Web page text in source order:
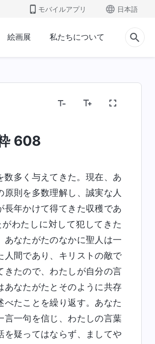
モバイルアプリ 日本語
絵画展 私たちについて
608
数多く与えてきた。現在、あ
則を多数理解し、誠実な人
年かけて得てきた収穫であ
わたしに対して犯してきた
なたがたのなかに聖人は一
人間であり、キリストの敵で
きたので、わたしが自分の言
あなたがたとそのように共存
たことを繰り返す。あなた
言一句を信じ、わたしの言葉
疑ってはならず、ましてや